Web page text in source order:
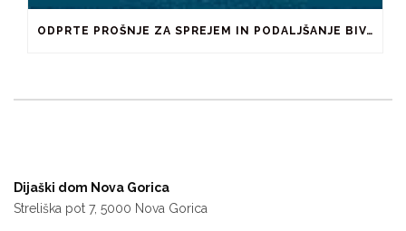
ODPRTE PROŠNJE ZA SPREJEM IN PODALJŠANJE BIVANJA V ŠTUDENTSKIH DOMOVIH IN PRI ZASEBNIKIH
Dijaški dom Nova Gorica
Streliška pot 7, 5000 Nova Gorica